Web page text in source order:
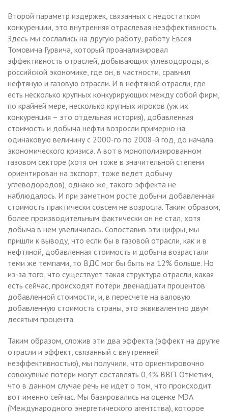
Второй параметр издержек, связанных с недостатком
конкуренции, это внутренняя отраслевая неэффективность.
Здесь мы сослались на другую работу, работу Евсея
Томовича Гурвича, который проанализировал
эффективность отраслей, добывающих углеводороды, в
российской экономике, где он, в частности, сравнил
нефтяную и газовую отрасли. И в нефтяной отрасли, где
есть несколько крупных конкурирующих между собой фирм,
по крайней мере, несколько крупных игроков (уж их
конкуренция – это отдельная история), добавленная
стоимость и добыча нефти возросли примерно на
одинаковую величину с 2000-го по 2008-й год, до начала
экономического кризиса. А вот в монополизированном
газовом секторе (хотя он тоже в значительной степени
ориентирован на экспорт, тоже ведет добычу
углеводородов), однако же, такого эффекта не
наблюдалось. И при заметном росте добычи добавленная
стоимость практически совсем не возросла. Таким образом,
более производительным фактически он не стал, хотя
добыча в нем увеличилась. Сопоставив эти цифры, мы
пришли к выводу, что если бы в газовой отрасли, как и в
нефтяной, добавленная стоимость и добыча возрастали
теми же темпами, то ВДС мог бы быть на 12% больше. Но
из-за того, что существует такая структура отрасли, какая
есть сейчас, происходят потери двенадцати процентов
добавленной стоимости, и, в пересчете на валовую
добавленную стоимость страны, это эквивалентно двум
десятым процента.
Таким образом, сложив эти два эффекта (эффект на другие
отрасли и эффект, связанный с внутренней
неэффективностью), мы получили, что ориентировочно
совокупные потери могут составлять 0,4% ВВП. Отметим,
что в данном случае речь не идет о том, что происходит
вот именно сейчас. Мы базировались на оценке МЭА
(Международного энергетического агентства), которое